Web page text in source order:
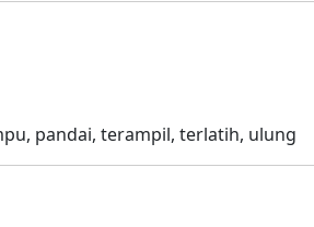
pandai, terampil, terlatih, ulung